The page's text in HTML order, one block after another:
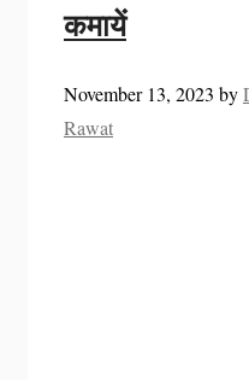
कमायें
November 13, 2023 by
Rawat